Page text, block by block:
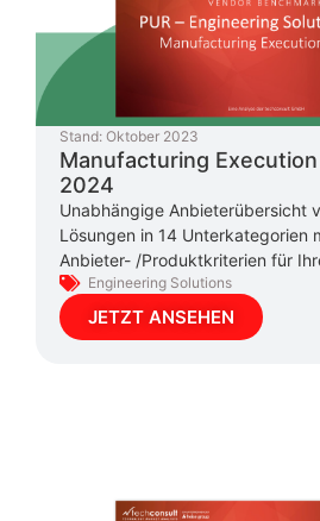
Stand: Oktober 2023
Manufacturing
2024
Unabhängige Anbieterübersicht
Lösungen in 14 Unterkategorien
Anbieter- /Produktkriterien für
Engineering Solutions
JETZT ANSEHEN